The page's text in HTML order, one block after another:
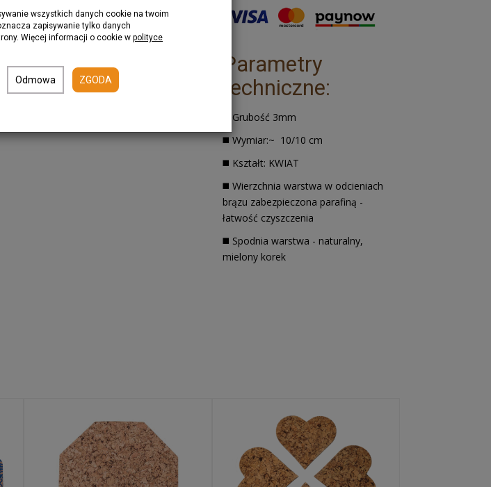
nas podkładek dekoracyjnych. Mają one
korka. Stosuje się je głównie w
narażone na defekty cieplne,
sprawia, że każdy zainteresowany
Parametry
techniczne:
◼️ Grubość 3mm
◼️ Wymiar:~ 10/10 cm
◼️ Kształt: KWIAT
◼️ Wierzchnia warstwa w odcieniach
brązu zabezpieczona parafiną -
łatwość czyszczenia
◼️ Spodnia warstwa - naturalny,
mielony korek
wszystkich danych cookie na twoim
zapisywanie tylko danych
Więcej informacji o cookie w polityce
Odmowa ZGODA